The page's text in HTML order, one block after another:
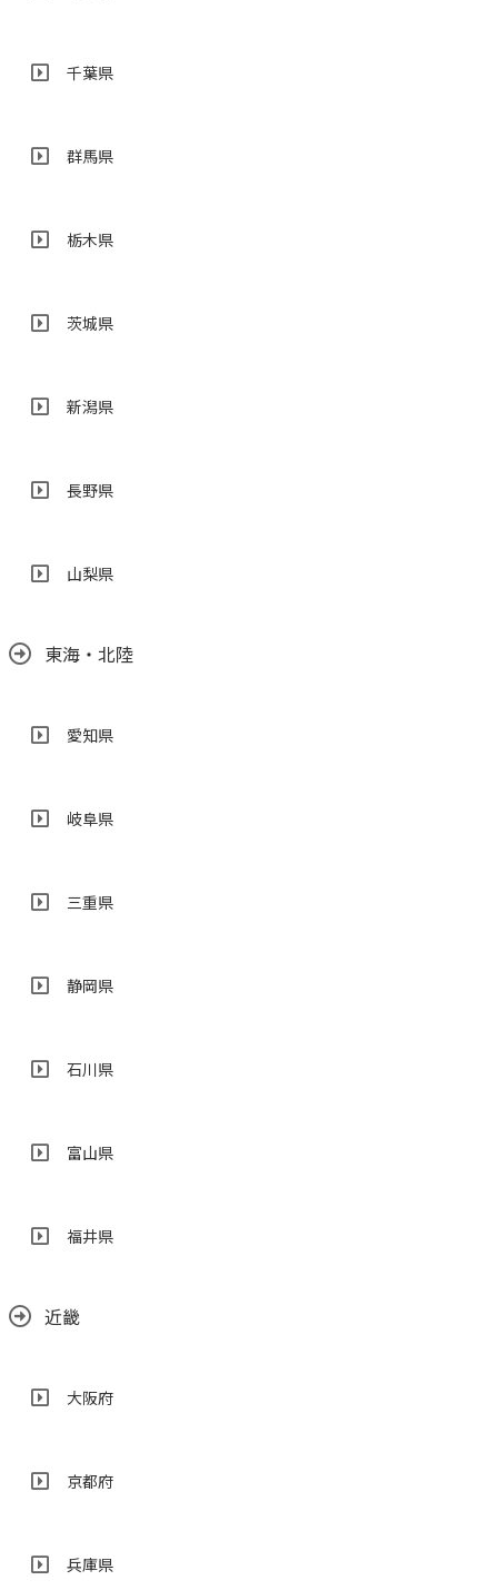
千葉県
群馬県
栃木県
茨城県
新潟県
長野県
山梨県
東海・北陸
愛知県
岐阜県
三重県
静岡県
石川県
富山県
福井県
近畿
大阪府
京都府
兵庫県